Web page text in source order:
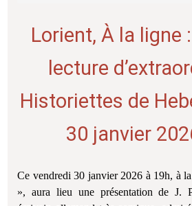
Lorient, À la ligne
lecture
Historiettes de
30 janvier
Ce vendredi 30 janvier 2026 à 19h, à
», aura lieu une présentation de J.